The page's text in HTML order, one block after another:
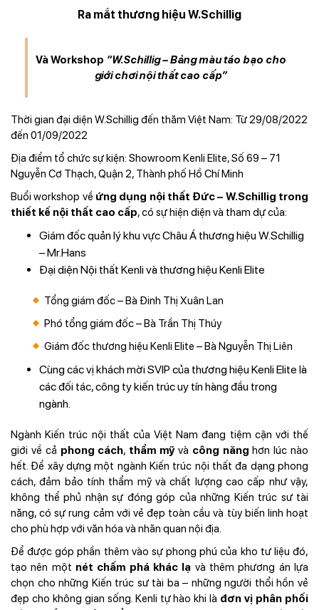
Ra mắt thương hiệu W.Schillig
Và Workshop “W.Schillig – Bảng màu táo bạo cho
giới chơi nội thất cao cấp”
Thời gian đại diện W.Schillig đến thăm Việt Nam: Từ 29/08/2022
đến 01/09/2022
Địa điểm tổ chức sự kiện: Showroom Kenli Elite, Số 69 – 71
Nguyễn Cơ Thạch, Quận 2, Thành phố Hồ Chí Minh
Buổi workshop về ứng dụng nội thất Đức – W.Schillig trong
thiết kế nội thất cao cấp, có sự hiện diện và tham dự của:
Giám đốc quản lý khu vực Châu Á thương hiệu W.Schillig
– Mr.Hans
Đại diện Nội thất Kenli và thương hiệu Kenli Elite
Tổng giám đốc – Bà Đinh Thị Xuân Lan
Phó tổng giám đốc – Bà Trần Thị Thúy
Giám đốc thương hiệu Kenli Elite – Bà Nguyễn Thị Liên
Cùng các vị khách mời SVIP của thương hiệu Kenli Elite là
các đối tác, công ty kiến trúc uy tín hàng đầu trong
ngành.
Ngành Kiến trúc nội thất của Việt Nam đang tiệm cận với thế
giới về cả phong cách, thẩm mỹvà công năng hơn lúc nào
hết. Để xây dựng một ngành Kiến trúc nội thất đa dạng phong
cách, đảm bảo tính thẩm mỹ và chất lượng cao cấp như vậy,
không thể phủ nhận sự đóng góp của những Kiến trúc sư tài
năng, có sự rung cảm với vẻ đẹp toàn cầu và tùy biến linh hoạt
cho phù hợp với văn hóa và nhãn quan nội địa.
Để được góp phần thêm vào sự phong phú của kho tư liệu đó,
tạo nên một nét chấm phá khác lạ và thêm phương án lựa
chọn cho những Kiến trúc sư tài ba – những người thổi hồn vẻ
đẹp cho không gian sống. Kenli tự hào khi là đơn vị phân phối